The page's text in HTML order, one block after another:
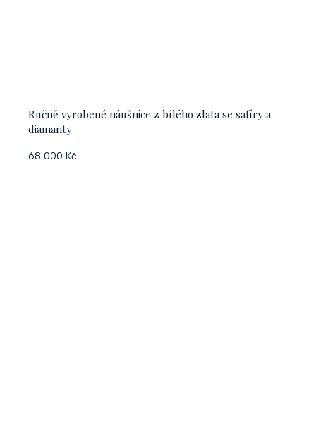
Ručně vyrobené náušnice z bílého zlata se safíry a
diamanty
68 000 Kč